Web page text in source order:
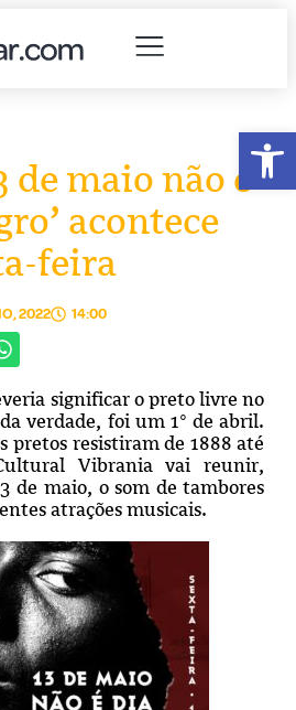
de maio não é
acontece
feira
2022 14:00
significar o preto livre no
verdade, foi um 1° de abril.
pretos resistiram de 1888 até
Vibrania vai reunir,
de maio, o som de tambores
atrações musicais.